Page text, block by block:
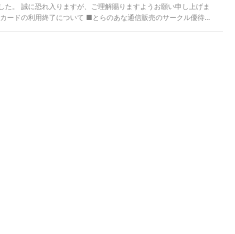
。 誠に恐れ入りますが、ご理解賜りますようお願い申し上げま
ードの利用終了について ■とらのあな通信販売のサークル優待